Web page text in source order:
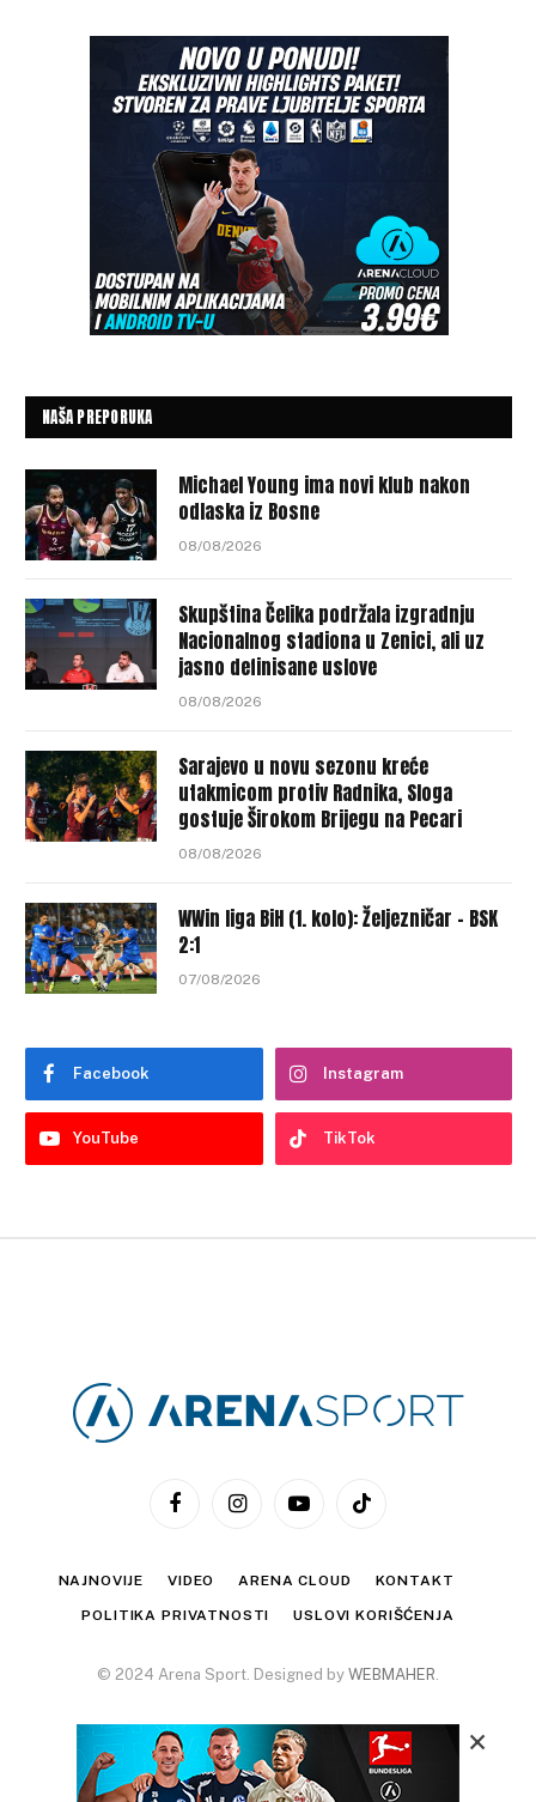
NAŠA PREPORUKA
Michael Young ima novi klub nakon
odlaska iz Bosne
08/08/2026
Skupština Čelika podržala izgradnju
Nacionalnog stadiona u Zenici, ali uz
jasno definisane uslove
08/08/2026
Sarajevo u novu sezonu kreće
utakmicom protiv Radnika, Sloga
gostuje Širokom Brijegu na Pecari
08/08/2026
WWin liga BiH (1. kolo): Željezničar – BSK
2:1
07/08/2026
Facebook Instagram
YouTube TikTok
FacebookInstagramYouTubeTikTok
NAJNOVIJE VIDEO ARENA CLOUD KONTAKT
POLITIKA PRIVATNOSTI USLOVI KORIŠĆENJA
© 2024 Arena Sport. Designed by WEBMAHER.
×